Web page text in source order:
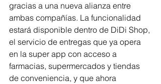
gracias a una nueva alianza entre
ambas compañías. La funcionalidad
estará disponible dentro de DiDi Shop,
el servicio de entregas que ya opera
en la super app con acceso a
farmacias, supermercados y tiendas
de conveniencia, y que ahora